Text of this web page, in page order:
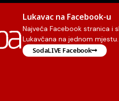
Lukavac na Facebook-u
Najveća Facebook stranica i
Lukavčana na jednom mjestu.
SodaLIVE Facebook